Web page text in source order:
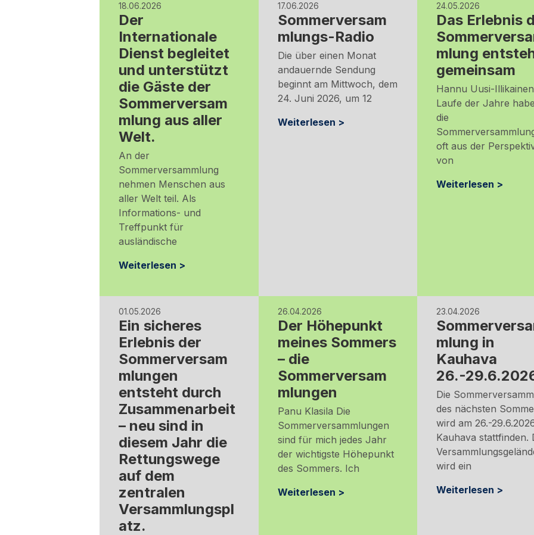
18.06.2026
Der
Internationale
Dienst begleitet
und unterstützt
die Gäste der
Sommerversam
mlung aus aller
Welt.
An der
Sommerversammlung
nehmen Menschen aus
aller Welt teil. Als
Informations- und
Treffpunkt für
ausländische
Weiterlesen >
17.06.2026
Sommerversam
mlungs-Radio
Die über einen Monat
andauernde Sendung
beginnt am Mittwoch, dem
24. Juni 2026, um 12
Weiterlesen >
24.05.2026
Das Erlebnis
mlung
gemeinsam
Hannu Uusi-
Laufe der Jahre
die
oft aus der
von
Weiterlesen >
01.05.2026
Ein sicheres
Erlebnis der
Sommerversam
mlungen
entsteht durch
Zusammenarbeit
– neu sind in
diesem Jahr die
Rettungswege
auf dem
zentralen
Versammlungspl
atz.
26.04.2026
Der Höhepunkt
meines Sommers
– die
Sommerversam
mlungen
Panu Klasila Die
Sommerversammlungen
sind für mich jedes Jahr
der wichtigste Höhepunkt
des Sommers. Ich
Weiterlesen >
23.04.2026
mlung in
Kauhava
26.-
Die
des nächsten
wird am 26.-
Kauhava stattfinden.
wird ein
Weiterlesen >